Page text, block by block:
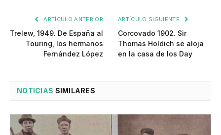
ARTÍCULO ANTERIOR
Trelew, 1949. De España al
Touring, los hermanos
Fernández López
ARTÍCULO SIGUIENTE
Corcovado 1902. Sir
Thomas Holdich se aloja
en la casa de los Day
NOTICIAS SIMILARES